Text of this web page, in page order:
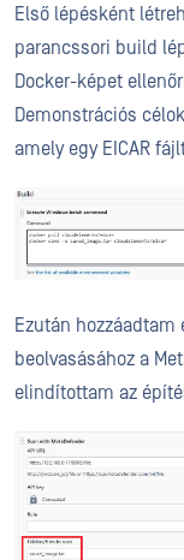
Első lépésként
parancssori build
Docker-képet
Demonstrációs
amely egy EICAR
Ezután
beolvasásához a
elindítottam az